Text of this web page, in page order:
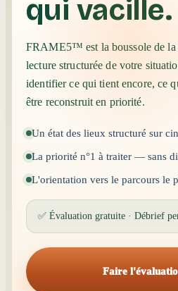
qui vacille.
FRAME5™ est la boussole de
lecture structurée de votre
identifier ce qui tient encore, ce
être reconstruit en priorité.
Un état des lieux structuré sur
La priorité n°1 à traiter — sans
L'orientation vers le parcours le
✅ Évaluation gratuite · Débrief
Faire